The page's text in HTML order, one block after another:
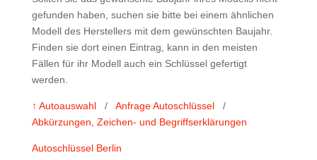
gefunden haben, suchen sie bitte bei einem ähnlichen
Modell des Herstellers mit dem gewünschten Baujahr.
Finden sie dort einen Eintrag, kann in den meisten
Fällen für ihr Modell auch ein Schlüssel gefertigt
werden.
↑ Autoauswahl / Anfrage Autoschlüssel/
Abkürzungen, Zeichen- und Begriffserklärungen
Autoschlüssel Berlin